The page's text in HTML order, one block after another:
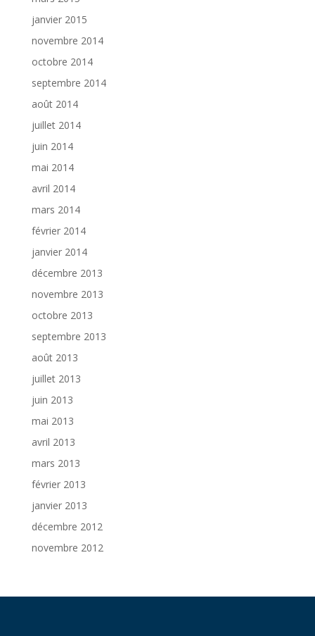
janvier 2015
novembre 2014
octobre 2014
septembre 2014
août 2014
juillet 2014
juin 2014
mai 2014
avril 2014
mars 2014
février 2014
janvier 2014
décembre 2013
novembre 2013
octobre 2013
septembre 2013
août 2013
juillet 2013
juin 2013
mai 2013
avril 2013
mars 2013
février 2013
janvier 2013
décembre 2012
novembre 2012